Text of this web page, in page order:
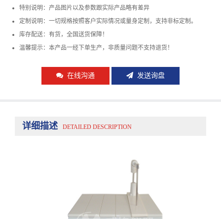
特别说明：产品图片以及参数跟实际产品略有差异
定制说明：一切规格按照客户实际情况或量身定制，支持非标定制。
库存配送：有货，全国送货保障！
温馨提示：本产品一经下单生产，非质量问题不支持退货！
在线沟通 发送询盘
详细描述 DETAILED DESCRIPTION